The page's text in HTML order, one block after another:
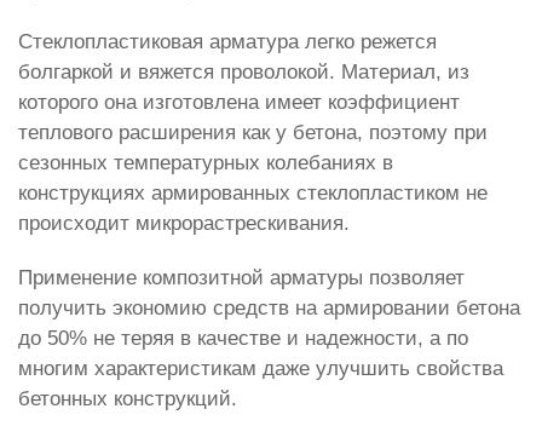
Стеклопластиковая арматура легко режется
болгаркой и вяжется проволокой. Материал, из
которого она изготовлена имеет коэффициент
теплового расширения как у бетона, поэтому при
сезонных температурных колебаниях в
конструкциях армированных стеклопластиком не
происходит микрорастрескивания.
Применение композитной арматуры позволяет
получить экономию средств на армировании бетона
до 50% не теряя в качестве и надежности, а по
многим характеристикам даже улучшить свойства
бетонных конструкций.